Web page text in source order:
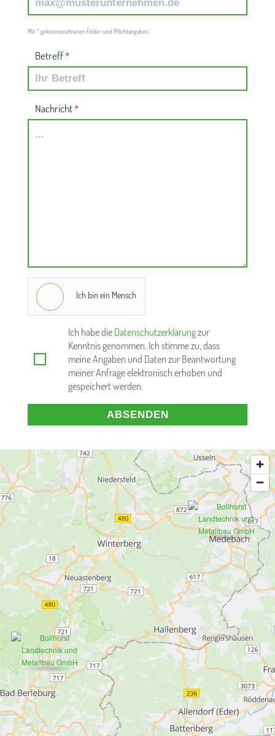
Mit*gekennzeichneten Felder sind Pflichtangaben.
Betreff*
Nachricht*
Ich bin ein Mensch
Ich habe die Datenschutzerklärungzur
Kenntnis genommen. Ich stimme zu, dass
meine Angaben und Daten zur Beantwortung
meiner Anfrage elektronisch erhoben und
gespeichert werden.
ABSENDEN